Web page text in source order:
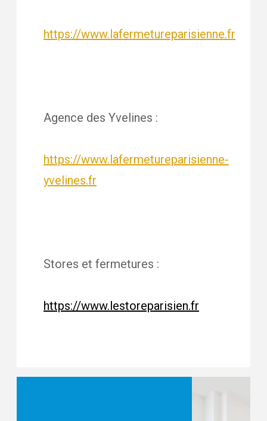
https://www.lafermetureparisienne.fr
Agence des Yvelines :
https://www.lafermetureparisienne-
yvelines.fr
Stores et fermetures :
https://www.lestoreparisien.fr